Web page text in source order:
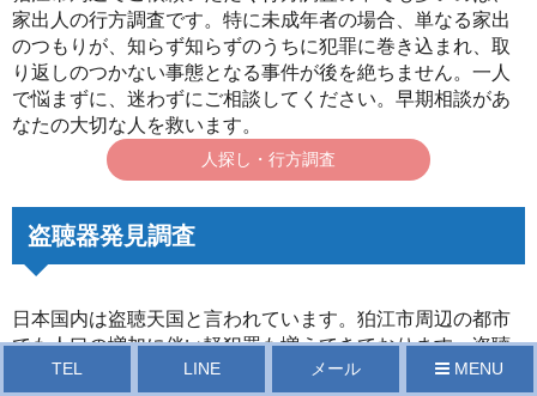
家出人の行方調査です。特に未成年者の場合、単なる家出
のつもりが、知らず知らずのうちに犯罪に巻き込まれ、取
り返しのつかない事態となる事件が後を絶ちません。一人
で悩まずに、迷わずにご相談してください。早期相談があ
なたの大切な人を救います。
人探し・行方調査
盗聴器発見調査
日本国内は盗聴天国と言われています。狛江市周辺の都市
でも人口の増加に伴い軽犯罪も増えてきております。盗聴
器は、全国で１年間に４０万個～５０万個販売されていお
TEL LINE メール MENU